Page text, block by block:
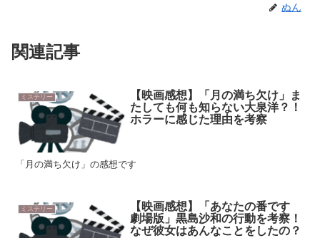
ぬん
関連記事
ミステリー
【映画感想】「月の満ち欠け」ま
たしても何も知らない大泉洋？！
ホラーに感じた理由を考察
「月の満ち欠け」の感想です
ミステリー
【映画感想】「あなたの番です
劇場版」黒島沙和の行動を考察！
なぜ彼女はあんなことをしたの？